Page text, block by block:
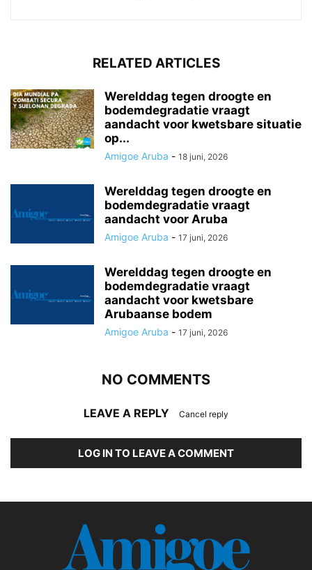
RELATED ARTICLES
Werelddag tegen droogte en
bodemdegradatie vraagt
aandacht voor kwetsbare situatie
op...
Amigoe Aruba - 18 juni, 2026
Werelddag tegen droogte en
bodemdegradatie vraagt
aandacht voor Aruba
Amigoe Aruba - 17 juni, 2026
Werelddag tegen droogte en
bodemdegradatie vraagt
aandacht voor kwetsbare
Arubaanse bodem
Amigoe Aruba - 17 juni, 2026
NO COMMENTS
LEAVE A REPLY Cancel reply
LOG IN TO LEAVE A COMMENT